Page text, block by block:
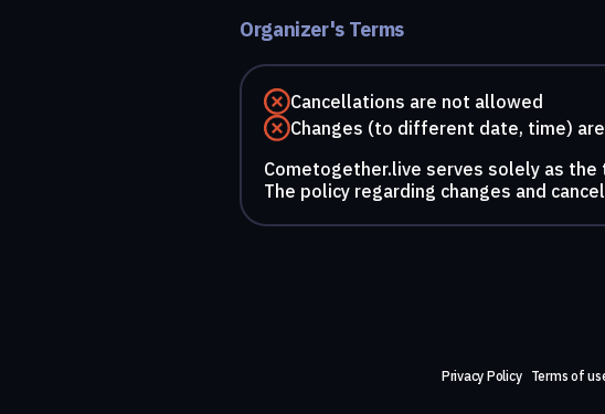
Organizer's Terms
Cancellations are not allowed
Changes (to different date, time)
Cometogether.live serves solely as
The policy regarding changes and
Privacy Policy Terms of